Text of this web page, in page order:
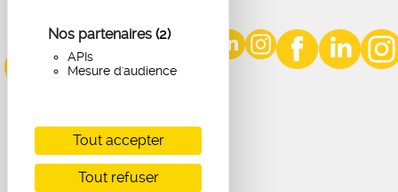
Nos partenaires (2)
APIs
Mesure d'audience
Tout accepter
Tout refuser